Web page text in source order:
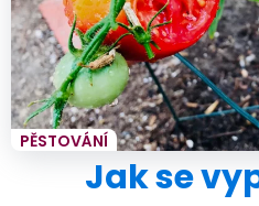
PĚSTOVÁNÍ
Jak se